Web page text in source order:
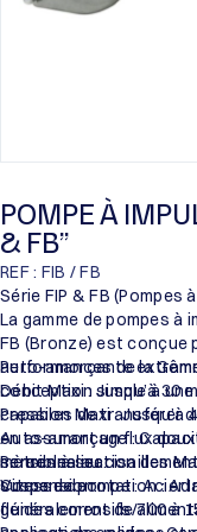
POMPE À
& FB”
REF : FIB / FB
Série FIP & FB (Pompes
La gamme de pompes à
FB (Bronze) est conçue
auto-amorçante
conception simple à
capables de transférer
en assurant un flux
sensibles au
suspension.
Performances de la
Débit Maxi : Jusqu’à 30
Pression Maxi : Jusqu’à
Auto-amorçage :
mètres à sec.
Vitesse de rotation :
généralement de 700 à
Personnalisation des
Corps de pompe : Acier
fluides corrosifs/